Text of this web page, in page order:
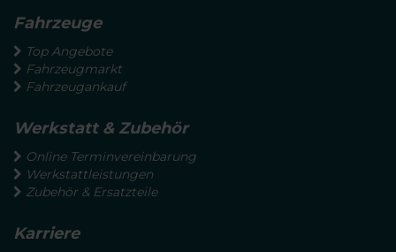
Fahrzeuge
Top Angebote
Fahrzeugmarkt
Fahrzeugankauf
Werkstatt & Zubehör
Online Terminvereinbarung
Werkstattleistungen
Zubehör & Ersatzteile
Karriere